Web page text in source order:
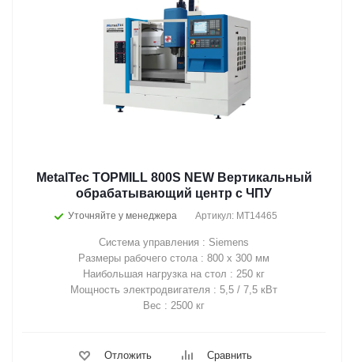
MetalTec TOPMILL 800S NEW Вертикальный
обрабатывающий центр с ЧПУ
Уточняйте у менеджера Артикул: MT14465
Система управления : Siemens
Размеры рабочего стола : 800 х 300 мм
Наибольшая нагрузка на стол : 250 кг
Мощность электродвигателя : 5,5 / 7,5 кВт
Вес : 2500 кг
Отложить Сравнить